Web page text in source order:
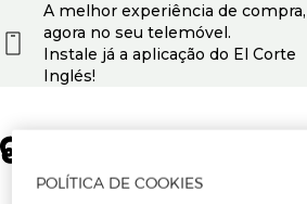
A melhor experiência de compra,
agora no seu telemóvel.
Instale já a aplicação do El Corte
Inglés!
POLÍTICA DE COOKIES